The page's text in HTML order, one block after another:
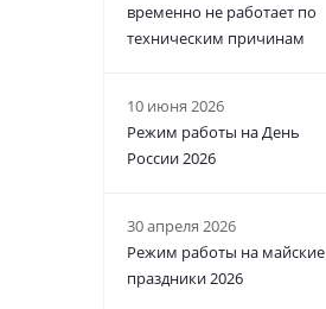
временно не работает по
техническим причинам
10 июня 2026
Режим работы на День
России 2026
30 апреля 2026
Режим работы на майские
праздники 2026